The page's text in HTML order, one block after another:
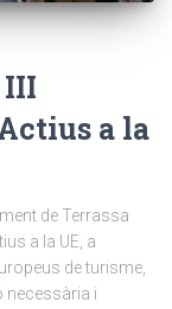
III
a la
de Terrassa
a la UE, a
de turisme,
necessària i